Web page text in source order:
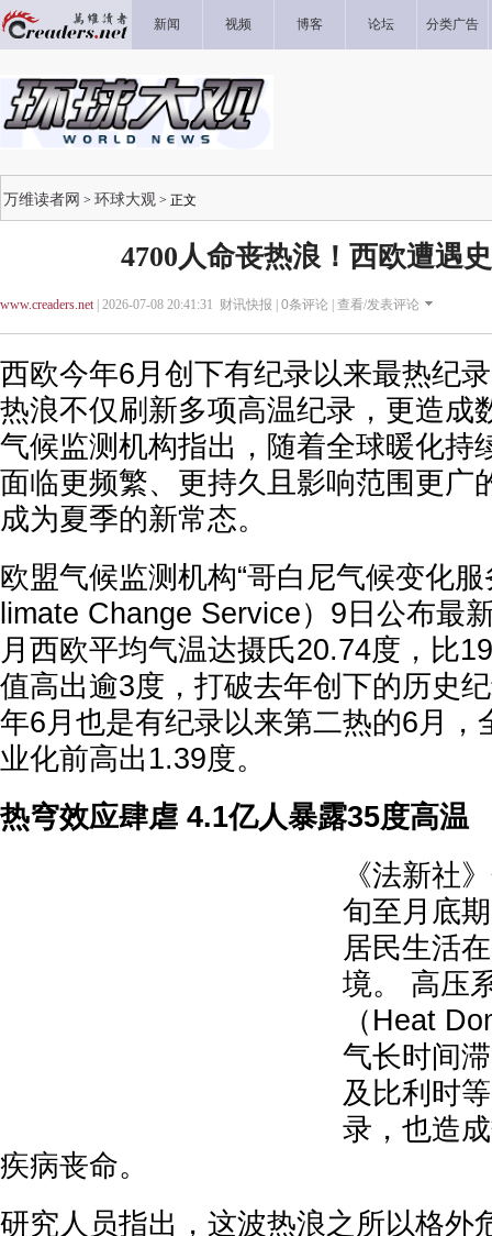
新闻 视频 博客 论坛 分类广告
万维读者网 > 环球大观 > 正文
4700人命丧热浪！西欧遭遇
www.creaders.net| 2026-07-08 20:41:31 财讯快报 | 0条评论 | 查看/发表评论
西欧今年6月创下有纪录以来最热纪
热浪不仅刷新多项高温纪录，更造成
气候监测机构指出，随着全球暖化持
面临更频繁、更持久且影响范围更广
成为夏季的新常态。
欧盟气候监测机构“哥白尼气候变化
limate Change Service）9日公布最
月西欧平均气温达摄氏20.74度，比
值高出逾3度，打破去年创下的历史
年6月也是有纪录以来第二热的6月，
业化前高出1.39度。
热穹效应肆虐 4.1亿人暴露35度高温
《法新社
旬至月底
居民生活
境。 高压
（Heat
气长时间
及比利时
录，也造
疾病丧命。
研究人员指出，这波热浪之所以格外